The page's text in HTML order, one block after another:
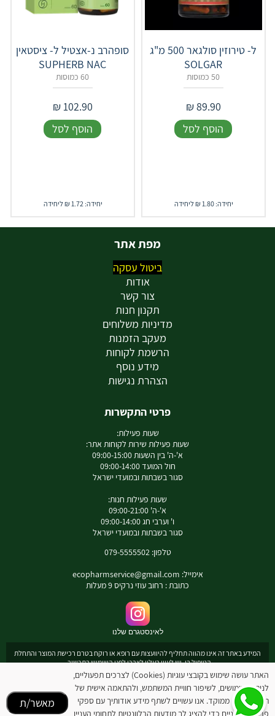
ל- טירוזין סולגאר 500 מ"ג
SOLGAR
50 כמוסות
89.90
₪
הוסף לסל
יחידה: 1.80 ₪ ליחידה
סופהרב נ-אצטיל ל- ציסטאין
SUPHERB NAC
60 כמוסות
102.90
₪
הוסף לסל
יחידה: 1.72 ₪ ליחידה
מפת אתר
ביטול עסקה
אודות
צור קשר
תקנון חנות
מדיניות משלוחים
מעקב הזמנות
הרשמת לקוחות
מידע נוסף
הצהרת נגישות
פרטי התקשרות
שעות פעילות:
שעות פעילות שירות לקוחות אתר:
א'-ה' בין השעות 09:00-15:00
חול המועד 09:00-14:00
סגור בשבתות ובמועדי ישראל
שעות פעילות חנות:
א'-ה' 09:00-21:00
ו' וערבי חג 09:00-14:00
סגור בשבתות ובמועדי ישראל
טלפון: 079-5555502
אימייל: ecopharmservice@gmail.com
כתובת : רחוב עוזי נרקיס 9 מעלות
לאינסטגרם שלנו
המידע באתר זה אינו מהווה תחליף להיוועצות עם רופא או רוקח בטרם רכישת המוצר והתחלת
הטיפול בו. יש לעיין בעלון לצרכן לפני השימוש בתכשיר .
מומלץ להיוועץ עם רוקח בכל הנוגע למטרות ואופן השימוש , תופעות לוואי ואינטראקציה עם
תכשירים אחרים.
המחירים בתוקף לרכישה באתר בלבד - להתייעצות עם רוקח: 0795555502
ובנוסף כתובת דואר אלקטרוני
ecopharmservice@gmail.com
האתר עושה שימוש בקובצי עוגיות (Cookies) לצרכים תפעוליים,
לניתוח שימושים, לשיפור חוויית המשתמש, ולהתאמה אישית של
תוכן ופרסום ממוקד. אנו עשויים לשתף מידע אודותיך עם ספקי
פרסום חיצוניים כדי להציג לך מודעות הרלוונטיות לתחומי העניין
מאשר/ת